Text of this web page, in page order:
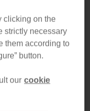
font partie des
même si
d’un seul spectacle
mer,
option très
de profiter de
rentrer facilement
clicking on the
strictly necessary
them according to
button.
our cookie